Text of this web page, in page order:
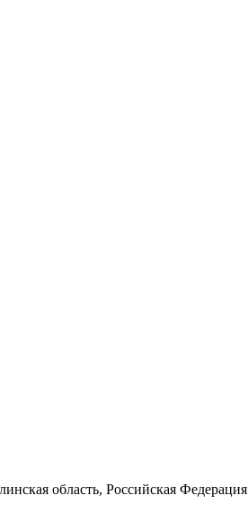
область, Российская Федерация